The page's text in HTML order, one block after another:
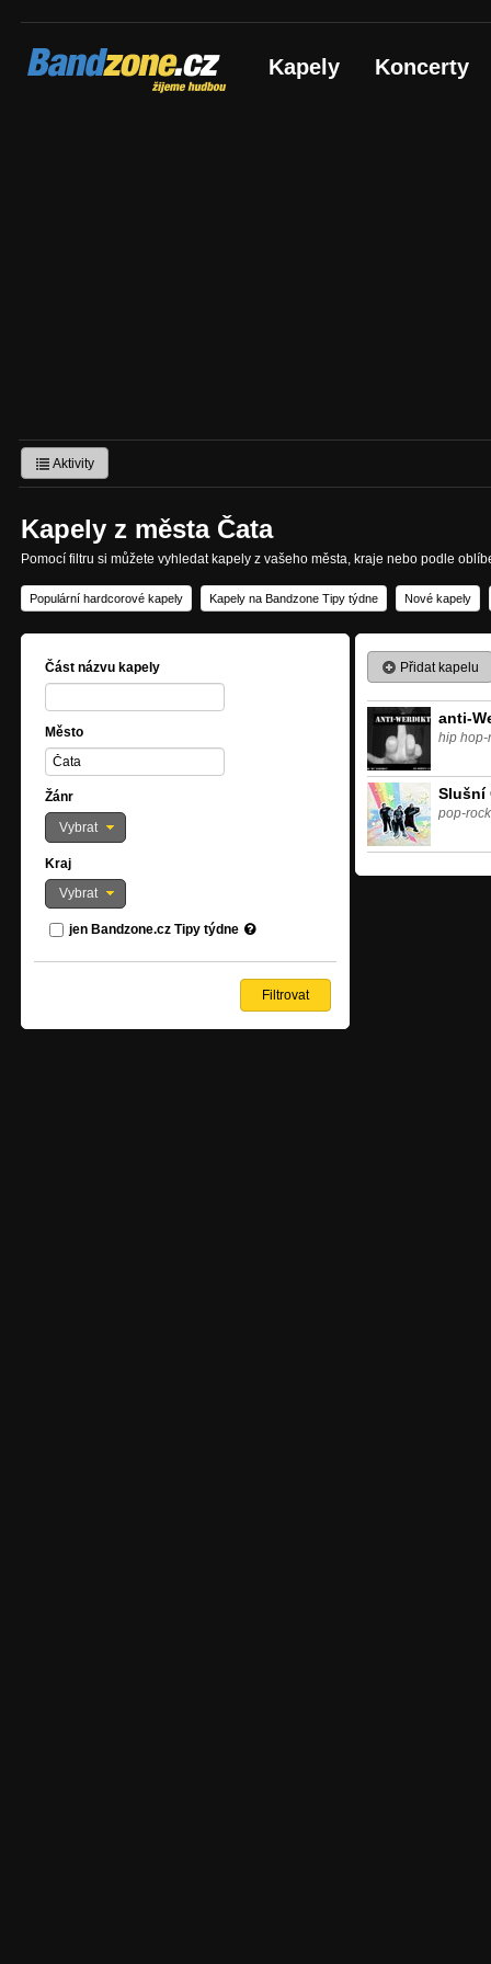
Bandzone.cz
žijeme hudbou Kapely Koncerty
Aktivity
Kapely z města Čata
Pomocí filtru si můžete vyhledat kapely z vašeho města, kraje nebo podle
Populární hardcorové kapely Kapely na Bandzone Tipy týdne Nové kapely
Část názvu kapely
Město
Žánr
Vybrat
Kraj
Vybrat
jen Bandzone.cz Tipy týdne
Přidat kapelu
anti-
hip hop-
Slušní
pop-rock